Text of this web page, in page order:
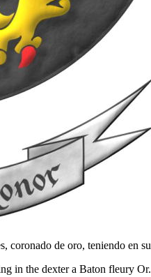
coronado de oro, teniendo
in the dexter a Baton fleury